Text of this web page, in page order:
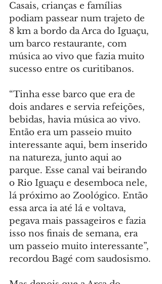
Casais, crianças e famílias
podiam passear num trajeto de
8 km a bordo da Arca do Iguaçu,
um barco restaurante, com
música ao vivo que fazia muito
sucesso entre os curitibanos.
“Tinha esse barco que era de
dois andares e servia refeições,
bebidas, havia música ao vivo.
Então era um passeio muito
interessante aqui, bem inserido
na natureza, junto aqui ao
parque. Esse canal vai beirando
o Rio Iguaçu e desemboca nele,
lá próximo ao Zoológico. Então
essa arca ia até lá e voltava,
pegava mais passageiros e fazia
isso nos finais de semana, era
um passeio muito interessante”,
recordou Bagé com saudosismo.